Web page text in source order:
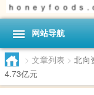
网站导航
> 文章列表 > 北向
4.73亿元